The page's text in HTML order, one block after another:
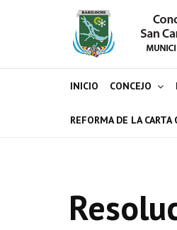
INICIO CONCEJO
REFORMA DE LA CARTA